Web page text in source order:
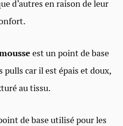
d’autres en raison de leur
est un point de base
car il est épais et doux,
au tissu.
de base utilisé pour les